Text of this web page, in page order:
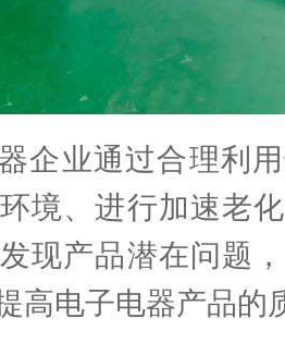
企业通过合理利
境、进行加速老
现产品潜在问题
高电子电器产品的